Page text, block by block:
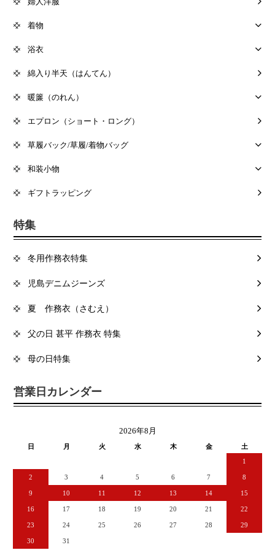
着物
浴衣
綿入り半天（はんてん）
暖簾（のれん）
エプロン（ショート・ロング）
草履バック/草履/着物バッグ
和装小物
ギフトラッピング
特集
冬用作務衣特集
児島デニムジーンズ
夏 作務衣（さむえ）
父の日 甚平 作務衣 特集
母の日特集
営業日カレンダー
2026年8月
日 月 火 水 木 金
土
1
2 3 4 5 6 7 8
9 10 11 12 13 14 15
16 17 18 19 20 21 22
23 24 25 26 27 28 29
30 31